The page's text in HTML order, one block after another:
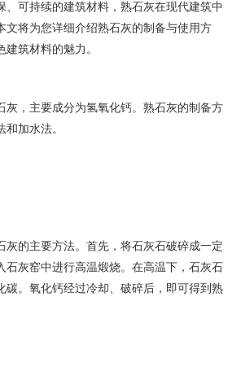
、可持续的建筑材料，熟石灰在现代建筑中
文将为您详细介绍熟石灰的制备与使用方
筑材料的魅力。
灰，主要成分为氢氧化钙。熟石灰的制备方
加水法。
灰的主要方法。首先，将石灰石破碎成一定
石灰窑中进行高温煅烧。在高温下，石灰石
碳。氧化钙经过冷却、破碎后，即可得到熟